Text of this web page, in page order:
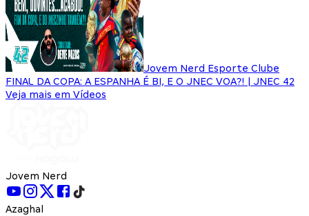
Jovem Nerd Esporte Clube
FINAL DA COPA: A ESPANHA É BI, E O JNEC VOA?! | JNEC 42
Veja mais em Vídeos
Jovem Nerd
Azaghal